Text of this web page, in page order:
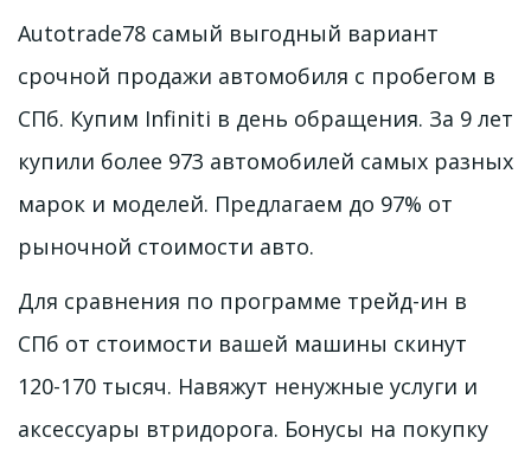
Autotrade78 самый выгодный вариант
срочной продажи автомобиля с пробегом в
СПб. Купим Infiniti в день обращения. За 9 лет
купили более 973 автомобилей самых разных
марок и моделей. Предлагаем до 97% от
рыночной стоимости авто.
Для сравнения по программе трейд-ин в
СПб от стоимости вашей машины скинут
120-170 тысяч. Навяжут ненужные услуги и
аксессуары втридорога. Бонусы на покупку